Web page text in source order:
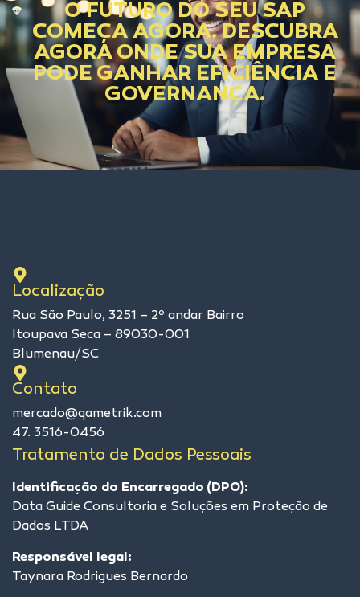
O FUTURO DO SEU SAP
COMEÇA AGORA. DESCUBRA
AGORA ONDE SUA EMPRESA
PODE GANHAR EFICIÊNCIA E
GOVERNANÇA.
Localização
Rua São Paulo, 3251 – 2º andar Bairro
Itoupava Seca – 89030-001
Blumenau/SC
Contato
mercado@qametrik.com
47. 3516-0456
Tratamento de Dados Pessoais
Identificação do Encarregado (DPO):
Data Guide Consultoria e Soluções em Proteção de
Dados LTDA
Responsável legal:
Taynara Rodrigues Bernardo